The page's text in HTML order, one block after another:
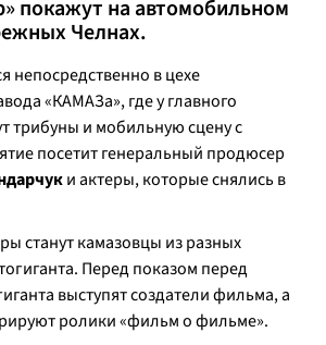
покажут на автомобильном
Челнах.
непосредственно в цехе
«КАМАЗа», где у главного
трибуны и мобильную сцену с
посетит генеральный продюсер
и актеры, которые снялись в
станут камазовцы из разных
Перед показом перед
выступят создатели фильма, а
ролики «фильм о фильме».